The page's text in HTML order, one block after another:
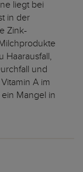
liegt bei
in der
Zink-
Haarausfall,
und
A im
Mangel in